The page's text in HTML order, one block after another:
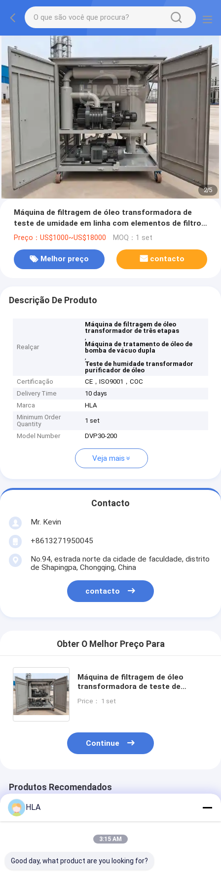
2/5
Máquina de filtragem de óleo transformadora de
teste de umidade em linha com elementos de filtro
de três estágios e bombas de vácuo duplo para
Preço：US$1000~US$18000 MOQ：1 set
Melhor preço contacto
Descrição De Produto
Realçar
Máquina de filtragem de óleo
transformador de três etapas
,
Máquina de tratamento de óleo de
bomba de vácuo dupla
,
Teste de humidade transformador
purificador de óleo
Certificação
CE，ISO9001，COC
Delivery Time
10 days
Marca
HLA
Minimum Order
Quantity
1 set
Model Number DVP30-200
Veja mais
Contacto
Mr. Kevin
+8613271950045
No.94, estrada norte da cidade de faculdade, distrito
de Shapingpa, Chongqing, China
contacto
Obter O Melhor Preço Para
Máquina de filtragem de óleo
transformadora de teste de
de filtro de três estágios e bombas
Price： 1 set
Continue
Produtos Recomendados
HLA
3:15 AM
Good day, what product are you looking for?